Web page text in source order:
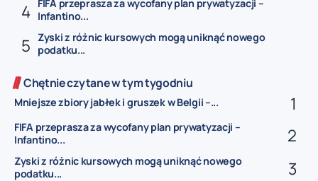
FIFA przeprasza za wycofany plan prywatyzacji –
Infantino...
Zyski z różnic kursowych mogą uniknąć nowego
podatku...
Chętnie czytane w tym tygodniu
Mniejsze zbiory jabłek i gruszek w Belgii –...
FIFA przeprasza za wycofany plan prywatyzacji –
Infantino...
Zyski z różnic kursowych mogą uniknąć nowego
podatku...